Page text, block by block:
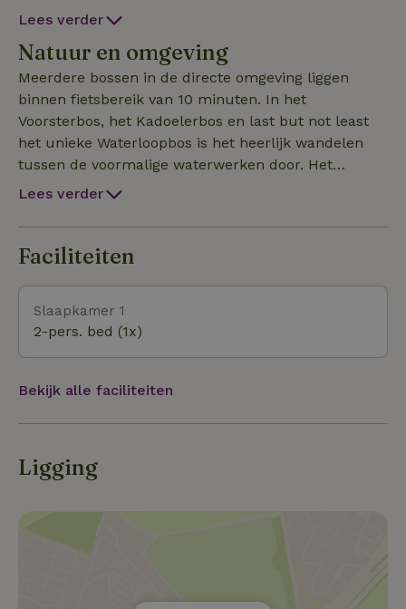
terras en overdekte veranda nodigen uit om nog
weids uitzicht, bloemen en fruit, wanneer mogelijk
ontbijten op het buitenterras, maken deze plek tot
iets speciaals. De studio heeft een volledig
ingerichte keuken met oven en gasfornuis (geen
vaatwasser en magnetron). Voor aankomst ontvang
je van ons gegevens voor een zorgeloos en
contactloos verblijf.
Lees verder
Natuur en omgeving
Meerdere bossen in de directe omgeving liggen
binnen fietsbereik van 10 minuten. In het
Voorsterbos, het Kadoelerbos en last but not least
het unieke Waterloopbos is het heerlijk wandelen
tussen de voormalige waterwerken door. Het
Kadoelermeer en het Zwarte Meer met hun dijken
natuurgebieden; de Wieden en de Weerribben
(Nationaal Park) zijn een uitgelezen plek voor fiets-,
doorbrengen en dan heerlijk thuiskomen in je eigen
natuurhuisje, het kan hier! De mogelijkheden zijn legio.
Lees verder
Faciliteiten
Slaapkamer 1
2-pers. bed (1x)
Bekijk alle faciliteiten
Ligging